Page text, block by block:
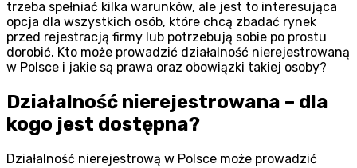
trzeba spełniać kilka warunków, ale jest to interesująca
opcja dla wszystkich osób, które chcą zbadać rynek
przed rejestracją firmy lub potrzebują sobie po prostu
dorobić. Kto może prowadzić działalność nierejestrowaną
w Polsce i jakie są prawa oraz obowiązki takiej osoby?
Działalność nierejestrowana – dla
kogo jest dostępna?
Działalność nierejestrową w Polsce może prowadzić